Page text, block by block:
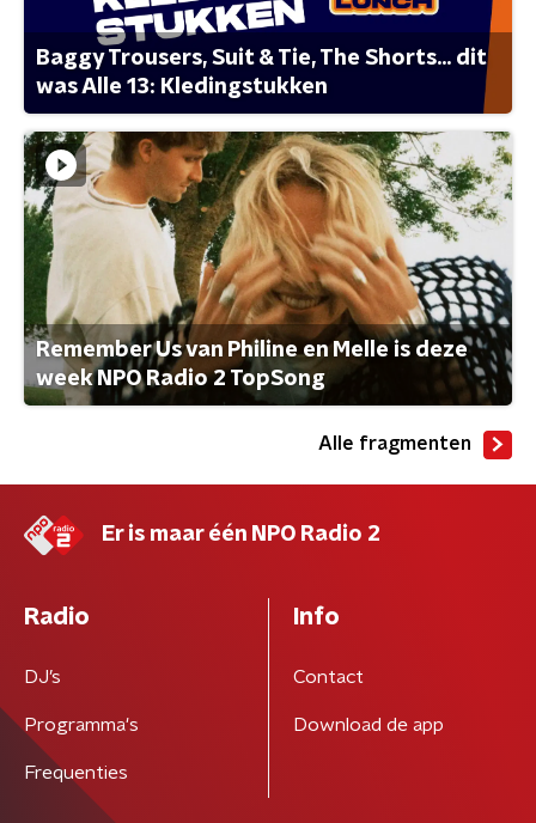
Baggy Trousers, Suit & Tie, The Shorts... dit
was Alle 13: Kledingstukken
Remember Us van Philine en Melle is deze
week NPO Radio 2 TopSong
Alle fragmenten
Er is maar één NPO Radio 2
Radio
DJ’s
Programma's
Frequenties
Info
Contact
Download de app